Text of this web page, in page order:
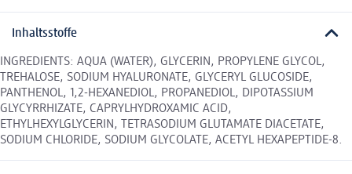
Inhaltsstoffe
INGREDIENTS: AQUA (WATER), GLYCERIN, PROPYLENE GLYCOL,
TREHALOSE, SODIUM HYALURONATE, GLYCERYL GLUCOSIDE,
PANTHENOL, 1,2-HEXANEDIOL, PROPANEDIOL, DIPOTASSIUM
GLYCYRRHIZATE, CAPRYLHYDROXAMIC ACID,
ETHYLHEXYLGLYCERIN, TETRASODIUM GLUTAMATE DIACETATE,
SODIUM CHLORIDE, SODIUM GLYCOLATE, ACETYL HEXAPEPTIDE-8.